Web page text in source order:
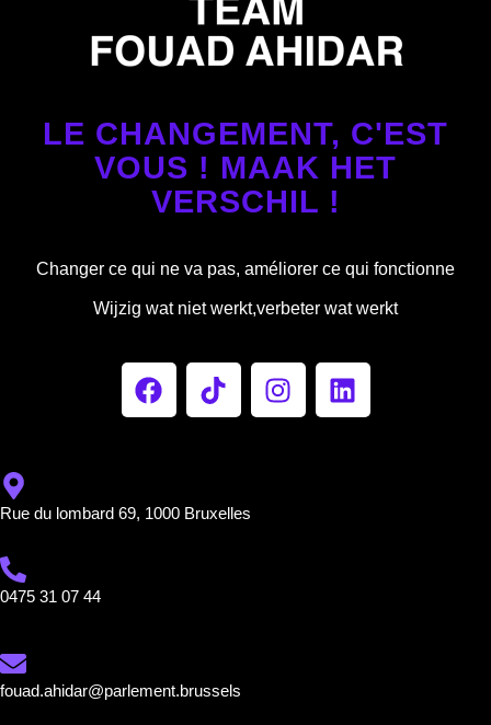
LE CHANGEMENT, C'EST
VOUS ! MAAK HET
VERSCHIL !
Changer ce qui ne va pas, améliorer ce qui fonctionne
Wijzig wat niet werkt,verbeter wat werkt
Rue du lombard 69, 1000 Bruxelles
0475 31 07 44
fouad.ahidar@parlement.brussels